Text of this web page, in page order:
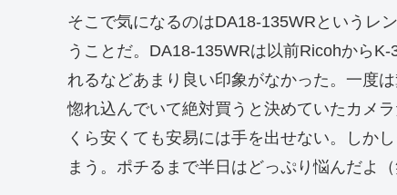
そこで気になるのはDA18-135WRというレ
うことだ。DA18-135WRは以前Ricohから
れるなどあまり良い印象がなかった。一度
惚れ込んでいて絶対買うと決めていたカメ
くら安くても安易には手を出せない。しか
まう。ポチるまで半日はどっぷり悩んだよ（